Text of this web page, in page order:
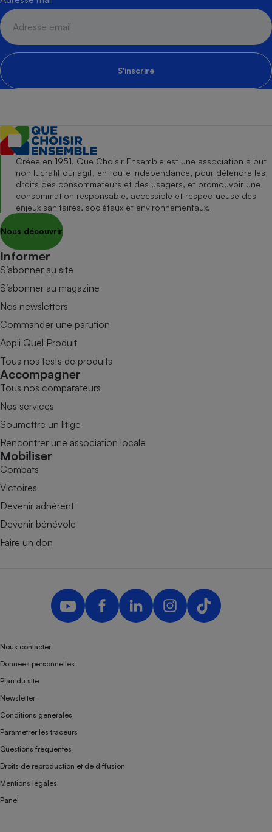
S'inscrire
Créée en 1951, Que Choisir Ensemble est une association à but
non lucratif qui agit, en toute indépendance, pour défendre les
droits des consommateurs et des usagers, et promouvoir une
consommation responsable, accessible et respectueuse des
enjeux sanitaires, sociétaux et environnementaux.
Nous découvrir
Informer
S’abonner au site
S’abonner au magazine
Nos newsletters
Commander une parution
Appli Quel Produit
Tous nos tests de produits
Accompagner
Tous nos comparateurs
Nos services
Soumettre un litige
Rencontrer une association locale
Mobiliser
Combats
Victoires
Devenir adhérent
Devenir bénévole
Faire un don
Nous contacter
Données personnelles
Plan du site
Newsletter
Conditions générales
Paramétrer les traceurs
Questions fréquentes
Droits de reproduction et de diffusion
Mentions légales
Panel